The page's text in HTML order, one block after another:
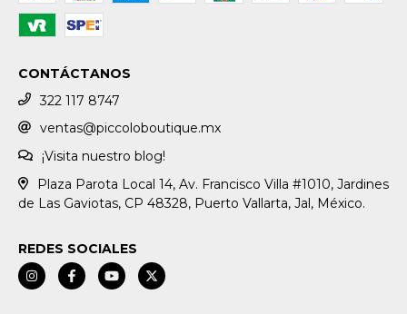
CONTÁCTANOS
322 117 8747
ventas@piccoloboutique.mx
¡Visita nuestro blog!
Plaza Parota Local 14, Av. Francisco Villa #1010, Jardines
de Las Gaviotas, CP 48328, Puerto Vallarta, Jal, México.
REDES SOCIALES